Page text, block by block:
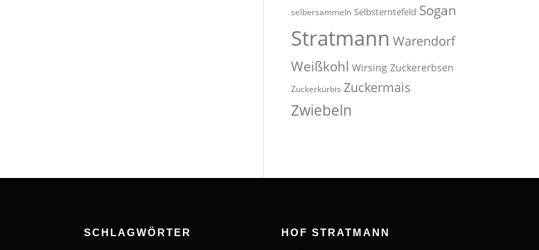
selbersammeln Selbsterntefeld Sogan
Stratmann Warendorf
Weißkohl Wirsing Zuckererbsen
Zuckerkürbis Zuckermais
Zwiebeln
SCHLAGWÖRTER HOF STRATMANN